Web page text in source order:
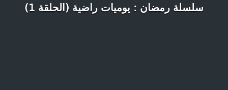
سلسلة رمضان : يوميات راضية (الحلقة 1)